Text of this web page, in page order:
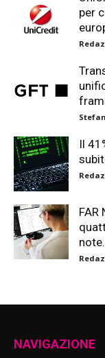
per
Il
FAR
NAVIGAZIONE